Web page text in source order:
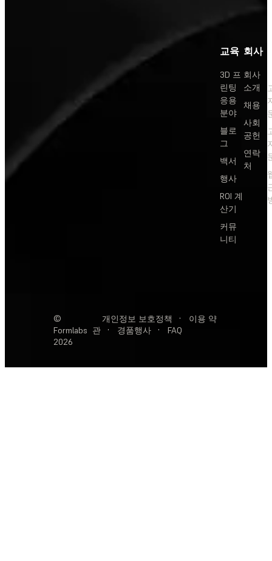
교육
3D 프
린팅
응용
분야
블로
그
백서
행사
ROI 계
산기
커뮤
니티
회사
회사
소개
채용
사회
공헌
연락
처
©
Formlabs
2026
개인정보 보호정책 ·
이용 약
관
· 경품행사 · FAQ